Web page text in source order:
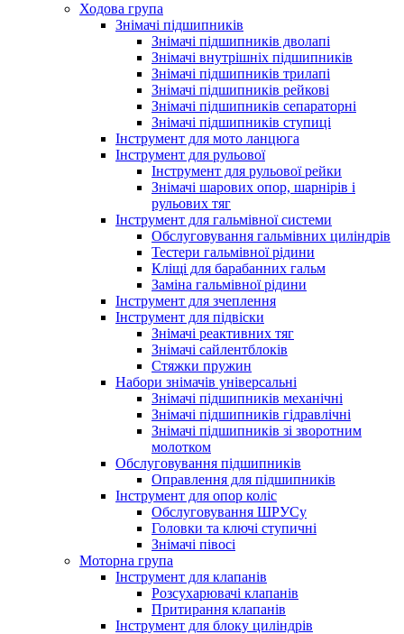
Ходова група
Знімачі підшипників
Знімачі підшипників дволапі
Знімачі внутрішніх підшипників
Знімачі підшипників трилапі
Знімачі підшипників рейкові
Знімачі підшипників сепараторні
Знімачі підшипників ступиці
Інструмент для мото ланцюга
Інструмент для рульової
Інструмент для рульової рейки
Знімачі шарових опор, шарнірів і
рульових тяг
Інструмент для гальмівної системи
Обслуговування гальмівних циліндрів
Тестери гальмівної рідини
Кліщі для барабанних гальм
Заміна гальмівної рідини
Інструмент для зчеплення
Інструмент для підвіски
Знімачі реактивних тяг
Знімачі сайлентблоків
Стяжки пружин
Набори знімачів універсальні
Знімачі підшипників механічні
Знімачі підшипників гідравлічні
Знімачі підшипників зі зворотним
молотком
Обслуговування підшипників
Оправлення для підшипників
Інструмент для опор коліс
Обслуговування ШРУСу
Головки та ключі ступичні
Знімачі півосі
Моторна група
Інструмент для клапанів
Розсухарювачі клапанів
Притирання клапанів
Інструмент для блоку циліндрів